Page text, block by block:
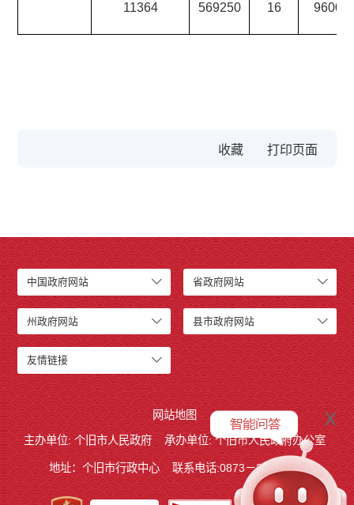
11364 569250 16 9600
收藏
中国政府网站 省政府网站
州政府网站 县市政府网站
友情链接
网站地图
主办单位: 个旧市人民政府
承办单位: 个旧市人民政府办公室
地址：个旧市行政中心 联系电话:0873－2123215
x